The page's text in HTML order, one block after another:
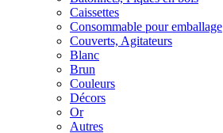
Caissettes
Consommable pour emballage
Couverts, Agitateurs
Blanc
Brun
Couleurs
Décors
Or
Autres